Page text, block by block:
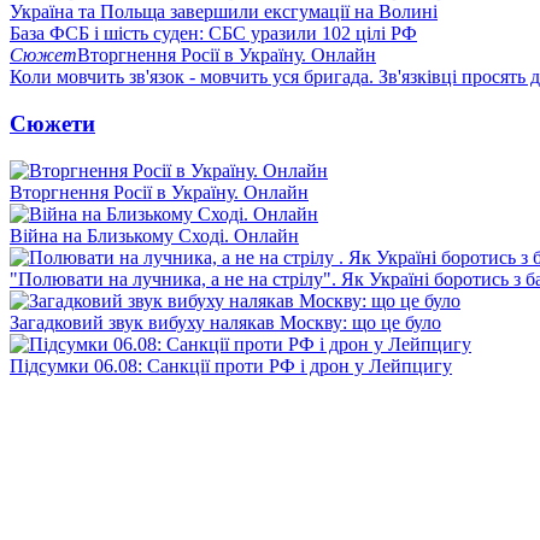
Україна та Польща завершили ексгумації на Волині
База ФСБ і шість суден: СБС уразили 102 цілі РФ
СюжетВторгнення Росії в Україну. Онлайн
Коли мовчить зв'язок - мовчить уся бригада. Зв'язківці просять
Сюжети
Вторгнення Росії в Україну. Онлайн
Війна на Близькому Сході. Онлайн
"Полювати на лучника, а не на стрілу". Як Україні боротись з
Загадковий звук вибуху налякав Москву: що це було
Підсумки 06.08: Санкції проти РФ і дрон у Лейпцигу